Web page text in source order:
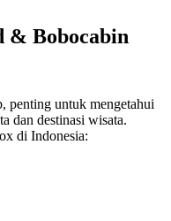
& Bobocabin
penting untuk mengetahui
dan destinasi wisata.
di Indonesia: